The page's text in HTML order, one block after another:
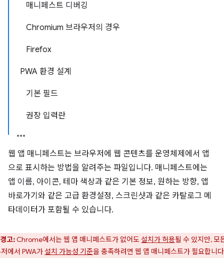
매니페스트 디버깅
Chromium 브라우저의 경우
Firefox
PWA 환경 설계
기본 필드
권장 입력란
웹 앱 매니페스트는 브라우저에 웹 콘텐츠를 운영체제에서 앱
으로 표시하는 방법을 알려주는 파일입니다. 매니페스트에는
앱 이름, 아이콘, 테마 색상과 같은 기본 정보, 원하는 방향, 앱
바로가기와 같은 고급 환경설정, 스크린샷과 같은 카탈로그 메
타데이터가 포함될 수 있습니다.
경고:Chrome에서는 웹 앱 매니페스트가 없어도 설치가 허용될 수 있지만, 모
에서 PWA가 설치 가능성 기준을 충족하려면 웹 앱 매니페스트가 필요합니